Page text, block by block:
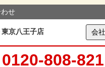
せ
京八王子店 会
0120-808-821